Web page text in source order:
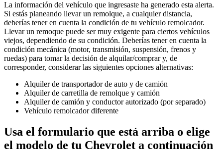
La información del vehículo que ingresaste ha generado esta alerta.
Si estás planeando llevar un remolque, a cualquier distancia,
deberías tener en cuenta la condición de tu vehículo remolcador.
Llevar un remoque puede ser muy exigente para ciertos vehículos
viejos, dependiendo de su condición. Deberías tener en cuenta la
condición mecánica (motor, transmisión, suspensión, frenos y
ruedas) para tomar la decisión de alquilar/comprar y, de
corresponder, considerar las siguientes opciones alternativas:
Alquiler de transportador de auto y de camión
Alquiler de carretilla de remolque y camión
Alquiler de camión y conductor autorizado (por separado)
Vehículo remolcador diferente
Usa el formulario que está arriba o elige
el modelo de tu Chevrolet a continuación